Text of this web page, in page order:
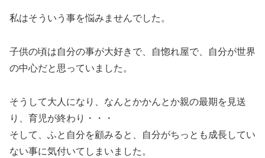
私はそういう事を悩みませんでした。
子供の頃は自分の事が大好きで、自惚れ屋で、自分が世界
の中心だと思っていました。
そうして大人になり、なんとかかんとか親の最期を見送
り、育児が終わり・・・
そして、ふと自分を顧みると、自分がちっとも成長してい
ない事に気付いてしまいました。